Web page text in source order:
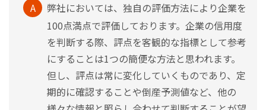
A
弊社においては、独自の評価方法により企業を
100点満点で評価しております。企業の信用度
を判断する際、評点を客観的な指標として参考
にすることは1つの簡便な方法と思われます。
但し、評点は常に変化していくものであり、定
期的に確認することや倒産予測値など、他の